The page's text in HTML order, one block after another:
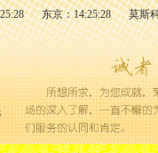
东京：14:25:28 莫斯